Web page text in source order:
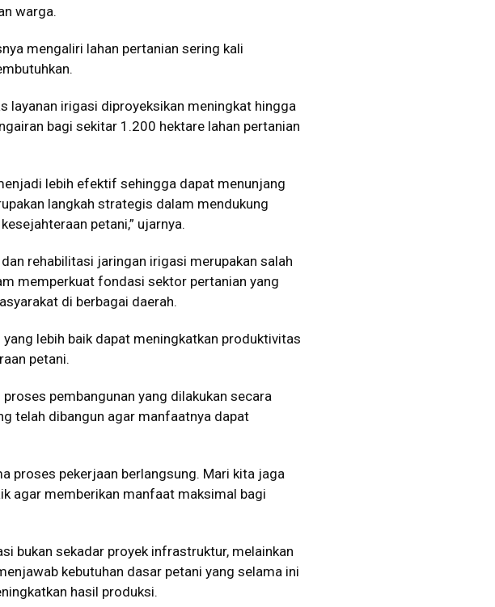
warga.
mengaliri lahan pertanian sering kali
layanan irigasi diproyeksikan meningkat hingga
bagi sekitar 1.200 hektare lahan pertanian
lebih efektif sehingga dapat menunjang
langkah strategis dalam mendukung
petani,” ujarnya.
rehabilitasi jaringan irigasi merupakan salah
memperkuat fondasi sektor pertanian yang
di berbagai daerah.
lebih baik dapat meningkatkan produktivitas
petani.
pembangunan yang dilakukan secara
telah dibangun agar manfaatnya dapat
proses pekerjaan berlangsung. Mari kita jaga
agar memberikan manfaat maksimal bagi
bukan sekadar proyek infrastruktur, melainkan
kebutuhan dasar petani yang selama ini
hasil produksi.